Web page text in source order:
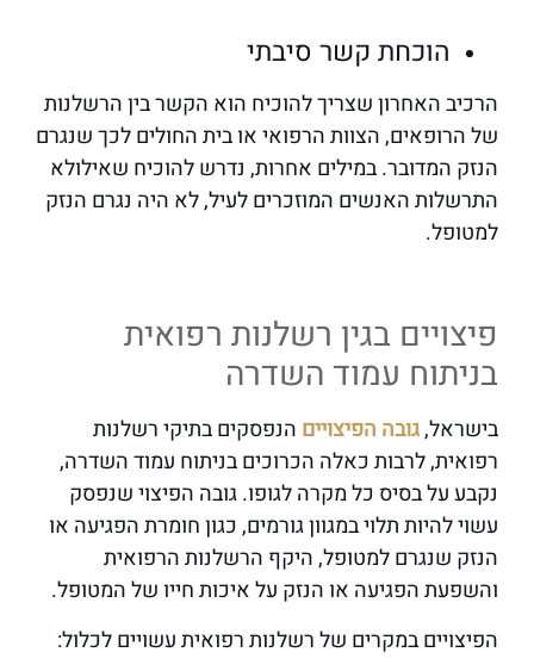
הוכחת קשר סיבתי
הרכיב האחרון שצריך להוכיח הוא הקשר בין הרשלנות
של הרופאים, הצוות הרפואי או בית החולים לכך שנגרם
הנזק המדובר. במילים אחרות, נדרש להוכיח שאילולא
התרשלות האנשים המוזכרים לעיל, לא היה נגרם הנזק
למטופל.
פיצויים בגין רשלנות רפואית
בניתוח עמוד השדרה
בישראל,גובה הפיצויים הנפסקים בתיקי רשלנות
רפואית, לרבות כאלה הכרוכים בניתוח עמוד השדרה,
נקבע על בסיס כל מקרה לגופו. גובה הפיצוי שנפסק
עשוי להיות תלוי במגוון גורמים, כגון חומרת הפגיעה או
הנזק שנגרם למטופל, היקף הרשלנות הרפואית
והשפעת הפגיעה או הנזק על איכות חייו של המטופל.
הפיצויים במקרים של רשלנות רפואית עשויים לכלול: